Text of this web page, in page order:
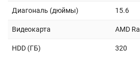
Диагональ (дюймы) 15.6
Видеокарта AMD
HDD (ГБ) 320